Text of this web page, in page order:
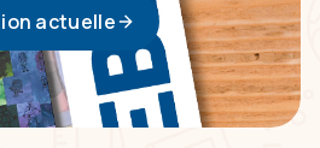
actuelle